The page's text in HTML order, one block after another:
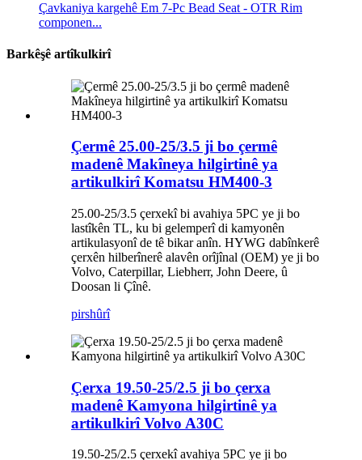
Çavkaniya kargehê Em 7-Pc Bead Seat - OTR Rim
componen...
Barkêşê artîkulkirî
Çermê 25.00-25/3.5 ji bo çermê
madenê Makîneya hilgirtinê ya
artikulkirî Komatsu HM400-3
25.00-25/3.5 çerxekî bi avahiya 5PC ye ji bo
lastîkên TL, ku bi gelemperî di kamyonên
artikulasyonî de tê bikar anîn. HYWG dabînkerê
çerxên hilberînerê alavên orîjînal (OEM) ye ji bo
Volvo, Caterpillar, Liebherr, John Deere, û
Doosan li Çînê.
pirshûrî
Çerxa 19.50-25/2.5 ji bo çerxa
madenê Kamyona hilgirtinê ya
artikulkirî Volvo A30C
19.50-25/2.5 çerxekî avahiya 5PC ye ji bo